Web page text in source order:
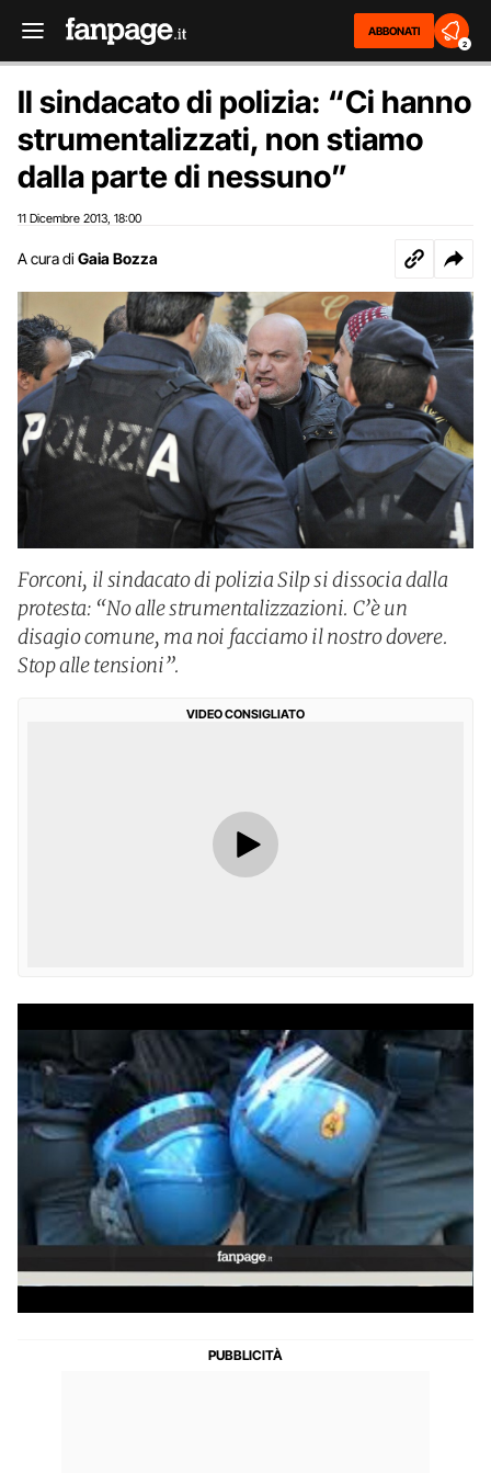
ABBONATI
2
Il sindacato di polizia: “Ci hanno
strumentalizzati, non stiamo
dalla parte di nessuno”
11 Dicembre 2013 18:00
A cura di Gaia Bozza
Forconi, il sindacato di polizia Silp si dissocia dalla
protesta: “No alle strumentalizzazioni. C’è un
disagio comune, ma noi facciamo il nostro dovere.
Stop alle tensioni”.
VIDEO CONSIGLIATO